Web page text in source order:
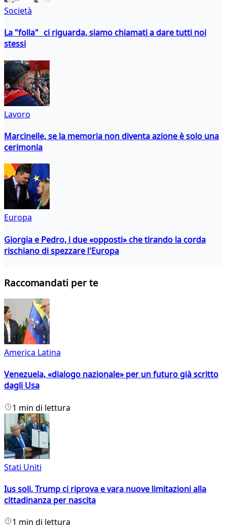
Società
La "folla" ci riguarda, siamo chiamati a dare tutti noi
stessi
Lavoro
Marcinelle, se la memoria non diventa azione è solo una
cerimonia
Europa
Giorgia e Pedro, i due «opposti» che tirando la corda
rischiano di spezzare l'Europa
Raccomandati per te
America Latina
Venezuela, «dialogo nazionale» per un futuro già scritto
dagli Usa
1 min di lettura
Stati Uniti
Ius soli, Trump ci riprova e vara nuove limitazioni alla
cittadinanza per nascita
1 min di lettura